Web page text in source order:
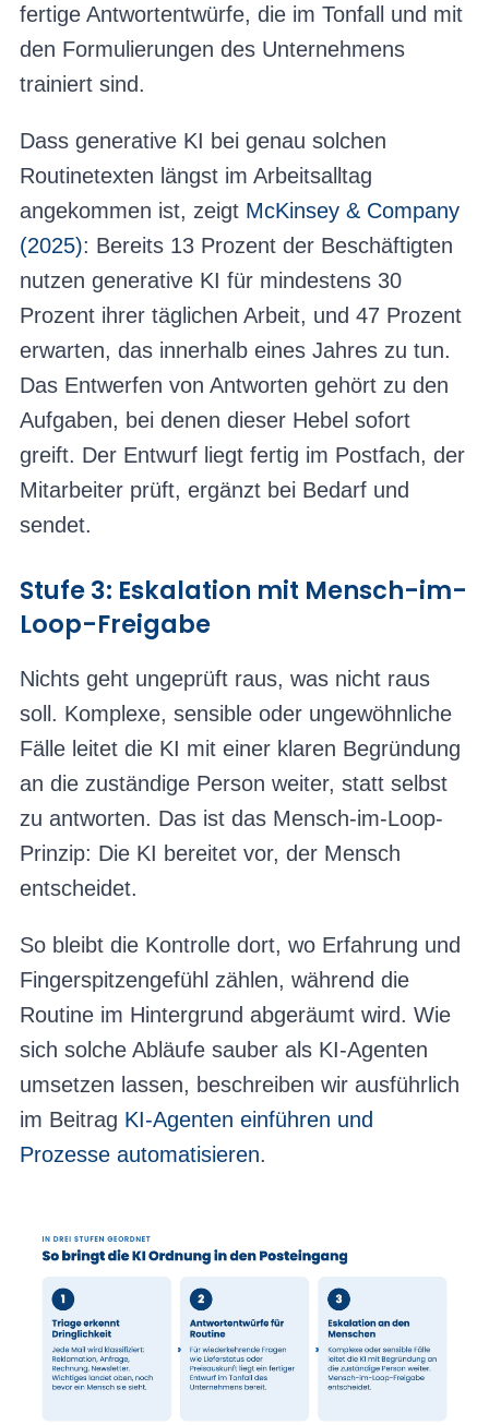
fertige Antwortentwürfe, die im Tonfall und mit
den Formulierungen des Unternehmens
trainiert sind.
Dass generative KI bei genau solchen
Routinetexten längst im Arbeitsalltag
angekommen ist, zeigt McKinsey & Company
(2025): Bereits 13 Prozent der Beschäftigten
nutzen generative KI für mindestens 30
Prozent ihrer täglichen Arbeit, und 47 Prozent
erwarten, das innerhalb eines Jahres zu tun.
Das Entwerfen von Antworten gehört zu den
Aufgaben, bei denen dieser Hebel sofort
greift. Der Entwurf liegt fertig im Postfach, der
Mitarbeiter prüft, ergänzt bei Bedarf und
sendet.
Stufe 3: Eskalation mit Mensch-im-
Loop-Freigabe
Nichts geht ungeprüft raus, was nicht raus
soll. Komplexe, sensible oder ungewöhnliche
Fälle leitet die KI mit einer klaren Begründung
an die zuständige Person weiter, statt selbst
zu antworten. Das ist das Mensch-im-Loop-
Prinzip: Die KI bereitet vor, der Mensch
entscheidet.
So bleibt die Kontrolle dort, wo Erfahrung und
Fingerspitzengefühl zählen, während die
Routine im Hintergrund abgeräumt wird. Wie
sich solche Abläufe sauber als KI-Agenten
umsetzen lassen, beschreiben wir ausführlich
im Beitrag KI-Agenten einführen und
Prozesse automatisieren.